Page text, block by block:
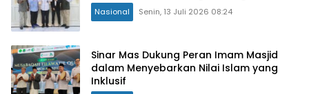
Nasional Senin, 13 Juli 2026 08:24
Sinar Mas Dukung Peran Imam Masjid
dalam Menyebarkan Nilai Islam yang
Inklusif